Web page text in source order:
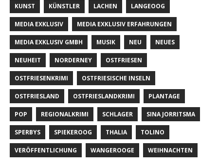
KUNST KÜNSTLER LACHEN LANGEOOG
MEDIA EXKLUSIV MEDIA EXKLUSIV ERFAHRUNGEN
MEDIA EXKLUSIV GMBH MUSIK NEU NEUES
NEUHEIT NORDERNEY OSTFRIESEN
OSTFRIESENKRIMI OSTFRIESISCHE INSELN
OSTFRIESLAND OSTFRIESLANDKRIMI PLANTAGE
POP REGIONALKRIMI SCHLAGER SINA JORRITSMA
SPERBYS SPIEKEROOG THALIA TOLINO
VERÖFFENTLICHUNG WANGEROOGE WEIHNACHTEN